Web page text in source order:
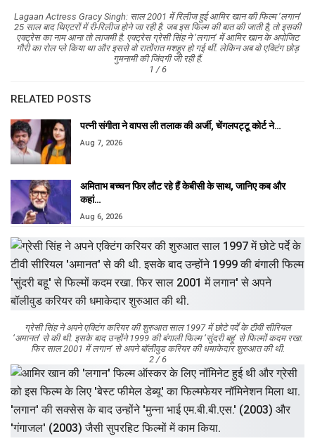
Lagaan Actress Gracy Singh: साल 2001 में रिलीज हुई आमिर खान की फिल्म ‘लगान’
25 साल बाद थिएटरों में री-रिलीज होने जा रही है. जब इस फिल्म की बात की जाती है, तो इसकी
एक्ट्रेस का नाम आना तो लाजमी है. एक्ट्रेस ग्रेसी सिंह ने ‘लगान’ में आमिर खान के अपोजिट
गौरी का रोल प्ले किया था और इससे वो रातोंरात मशहूर हो गई थीं. लेकिन अब वो एक्टिंग छोड़
गुमनामी की जिंदगी जी रही हैं.
1 / 6
RELATED POSTS
पत्नी संगीता ने वापस ली तलाक की अर्जी, चेंगलपट्टू कोर्ट ने…
Aug 7, 2026
अमिताभ बच्चन फिर लौट रहे हैं केबीसी के साथ, जानिए कब और
कहां…
Aug 6, 2026
ग्रेसी सिंह ने अपने एक्टिंग करियर की शुरुआत साल 1997 में छोटे पर्दे के टीवी सीरियल
‘अमानत’ से की थी. इसके बाद उन्होंने 1999 की बंगाली फिल्म ‘सुंदरी बहू’ से फिल्मों कदम रखा.
फिर साल 2001 में लगान’ से अपने बॉलीवुड करियर की धमाकेदार शुरुआत की थी.
2 / 6